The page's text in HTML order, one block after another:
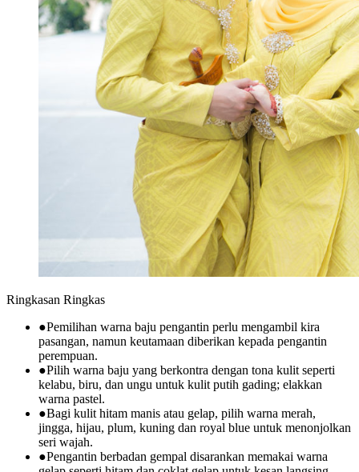
Ringkasan Ringkas
●Pemilihan warna baju pengantin perlu mengambil kira
pasangan, namun keutamaan diberikan kepada pengantin
perempuan.
●Pilih warna baju yang berkontra dengan tona kulit seperti
kelabu, biru, dan ungu untuk kulit putih gading; elakkan
warna pastel.
●Bagi kulit hitam manis atau gelap, pilih warna merah,
jingga, hijau, plum, kuning dan royal blue untuk menonjolkan
seri wajah.
●Pengantin berbadan gempal disarankan memakai warna